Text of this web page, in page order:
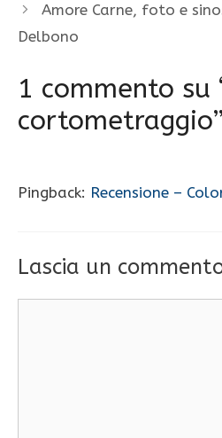
Amore Carne, foto e
Delbono
1 commento su
cortometraggio”
Pingback: Recensione –
Lascia un